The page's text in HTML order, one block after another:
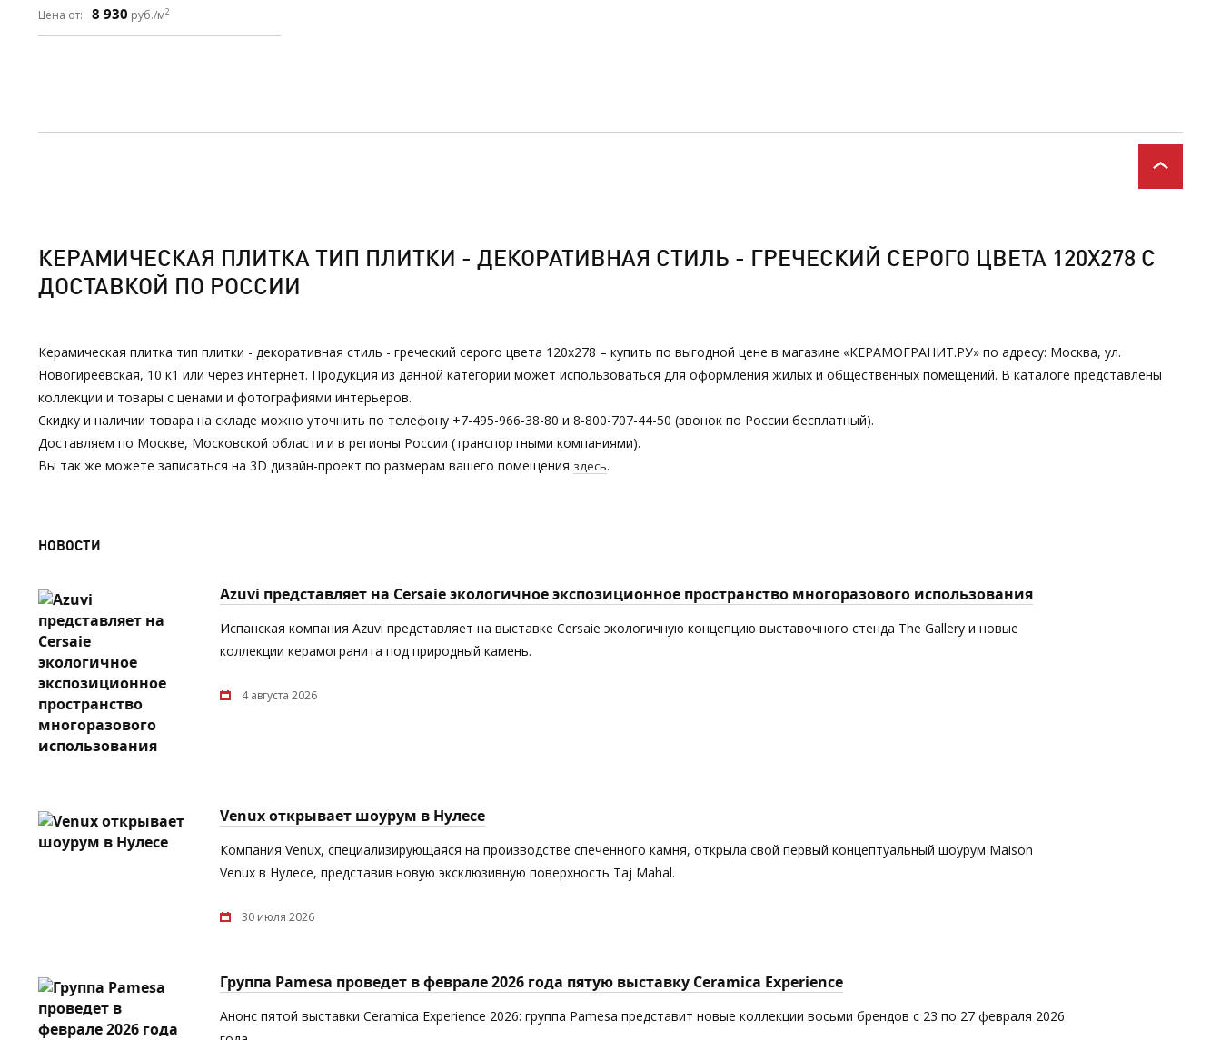
Цена от: 8 930 руб./м2
КЕРАМИЧЕСКАЯ ПЛИТКА ТИП ПЛИТКИ - ДЕКОРАТИВНАЯ СТИЛЬ - ГРЕЧЕСКИЙ СЕРОГО ЦВЕТА 120Х278 С
ДОСТАВКОЙ ПО РОССИИ
Керамическая плитка тип плитки - декоративная стиль - греческий серого цвета 120х278 – купить по выгодной цене в магазине «КЕРАМОГРАНИТ.РУ» по адресу: Москва, ул.
Новогиреевская, 10 к1 или через интернет. Продукция из данной категории может использоваться для оформления жилых и общественных помещений. В каталоге представлены
коллекции и товары с ценами и фотографиями интерьеров.
Скидку и наличии товара на складе можно уточнить по телефону +7-495-966-38-80 и 8-800-707-44-50 (звонок по России бесплатный).
Доставляем по Москве, Московской области и в регионы России (транспортными компаниями).
Вы так же можете записаться на 3D дизайн-проект по размерам вашего помещения здесь.
НОВОСТИ
Azuvi представляет на Cersaie экологичное экспозиционное пространство многоразового использования
Испанская компания Azuvi представляет на выставке Cersaie экологичную концепцию выставочного стенда The Gallery и новые
коллекции керамогранита под природный камень.
4 августа 2026
Venux открывает шоурум в Нулесе
Компания Venux, специализирующаяся на производстве спеченного камня, открыла свой первый концептуальный шоурум Maison
Venux в Нулесе, представив новую эксклюзивную поверхность Taj Mahal.
30 июля 2026
Группа Pamesa проведет в феврале 2026 года пятую выставку Ceramica Experience
Анонс пятой выставки Ceramica Experience 2026: группа Pamesa представит новые коллекции восьми брендов с 23 по 27 февраля 2026